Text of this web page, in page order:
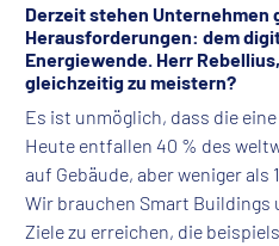
Derzeit stehen Unternehmen
Herausforderungen: dem
Energiewende. Herr
gleichzeitig zu meistern?
Es ist unmöglich, dass die
Heute entfallen 40 % des
auf Gebäude, aber weniger als
Wir brauchen Smart Buildings
Ziele zu erreichen, die